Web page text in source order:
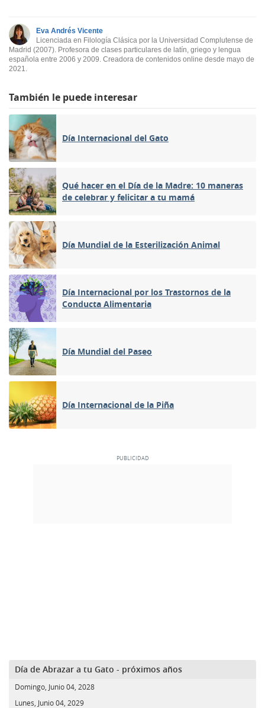
Eva Andrés Vicente
Licenciada en Filología Clásica por la Universidad Complutense de
Madrid (2007). Profesora de clases particulares de latín, griego y lengua
española entre 2006 y 2009. Creadora de contenidos online desde mayo de
2021.
También le puede interesar
Día Internacional del Gato
Qué hacer en el Día de la Madre: 10 maneras
de celebrar y felicitar a tu mamá
Día Mundial de la Esterilización Animal
Día Internacional por los Trastornos de la
Conducta Alimentaria
Día Mundial del Paseo
Día Internacional de la Piña
Día de Abrazar a tu Gato - próximos años
Domingo, Junio 04, 2028
Lunes, Junio 04, 2029